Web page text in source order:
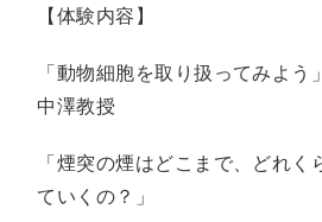
【体験内容】
「動物細胞を取り扱ってみよ
中澤教授
「煙突の煙はどこまで、どれ
ていくの？」